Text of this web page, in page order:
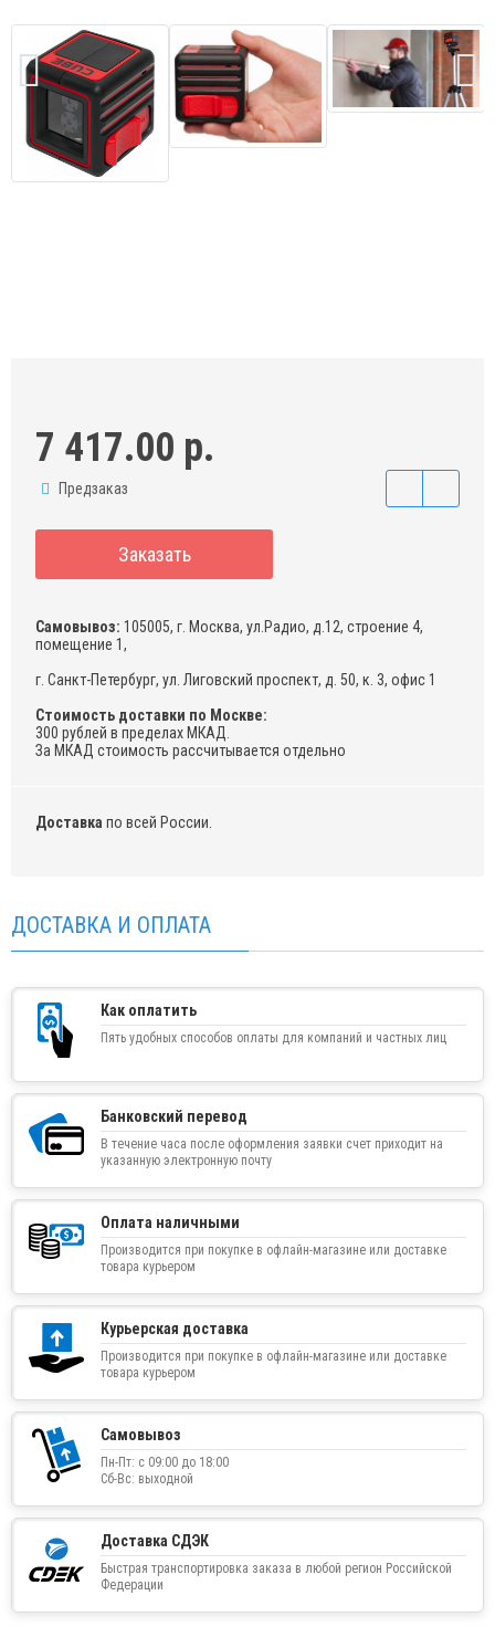
7 417.00 р.
Предзаказ
Заказать
Самовывоз: 105005, г. Москва, ул.Радио, д.12, строение 4,
помещение 1,
г. Санкт-Петербург, ул. Лиговский проспект, д. 50, к. 3, офис 1
Стоимость доставки по Москве:
300 рублей в пределах МКАД.
За МКАД стоимость рассчитывается отдельно
Доставка по всей России.
ДОСТАВКА И ОПЛАТА
Как оплатить
Пять удобных способов оплаты для компаний и частных лиц
Банковский перевод
В течение часа после оформления заявки счет приходит на
указанную электронную почту
Оплата наличными
Производится при покупке в офлайн-магазине или доставке
товара курьером
Курьерская доставка
Производится при покупке в офлайн-магазине или доставке
товара курьером
Самовывоз
Пн-Пт: с 09:00 до 18:00
Сб-Вс: выходной
Доставка СДЭК
Быстрая транспортировка заказа в любой регион Российской
Федерации